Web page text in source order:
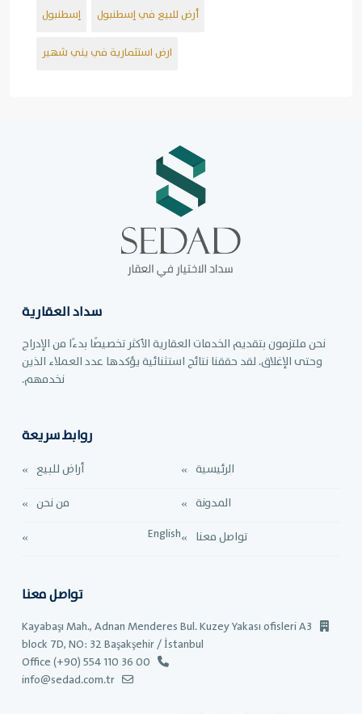
أرض للبيع في إسطنبول إسطنبول
ارض استثمارية في يني شهير
سداد العقارية
نحن ملتزمون بتقديم الخدمات العقارية الأكثر تخصيصًا بدءًا من الإدراج
وحتى الإغلاق. لقد حققنا نتائج استثنائية يؤكدها عدد العملاء الذين
نخدمهم.
روابط سريعة
الرئيسية
أراض للبيع
المدونة
من نحن
تواصل معنا
English
تواصل معنا
Kayabaşı Mah., Adnan Menderes Bul. Kuzey Yakası ofisleri A3
block 7D, NO: 32 Başakşehir / İstanbul
Office (+90) 554 110 36 00
info@sedad.com.tr